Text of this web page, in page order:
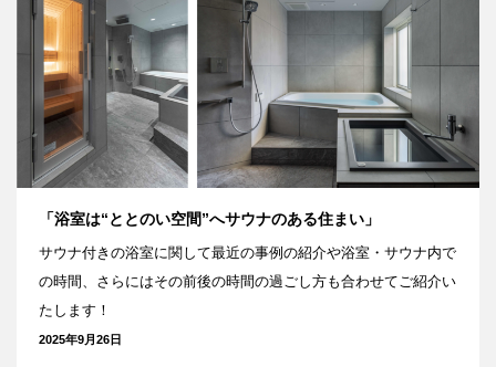
「浴室は“ととのい空間”へサウナのある住まい」
サウナ付きの浴室に関して最近の事例の紹介や浴室・サウナ内で
の時間、さらにはその前後の時間の過ごし方も合わせてご紹介い
たします！
2025年9月26日